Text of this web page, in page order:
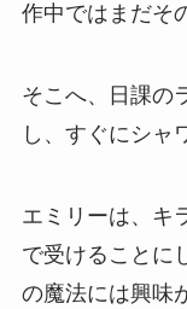
作中ではまだそ
そこへ、日課の
し、すぐにシャ
エミリーは、キ
で受けることに
の魔法には興味